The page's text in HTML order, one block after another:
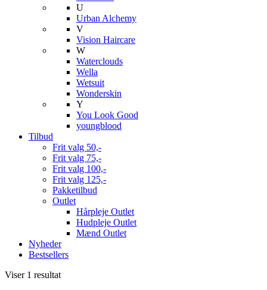
U
Urban Alchemy
V
Vision Haircare
W
Waterclouds
Wella
Wetsuit
Wonderskin
Y
You Look Good
youngblood
Tilbud
Frit valg 50,-
Frit valg 75,-
Frit valg 100,-
Frit valg 125,-
Pakketilbud
Outlet
Hårpleje Outlet
Hudpleje Outlet
Mænd Outlet
Nyheder
Bestsellers
Viser 1 resultat